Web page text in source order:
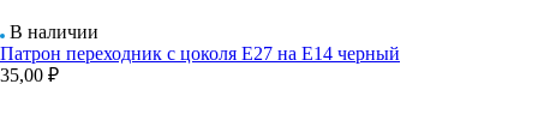
В наличии
Патрон переходник с цоколя Е27 на Е14 черный
35,00 ₽